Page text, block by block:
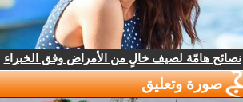
نصائح هامّة لصيف خالٍ من الأمراض وفق الخبراء
صورة وتعليق